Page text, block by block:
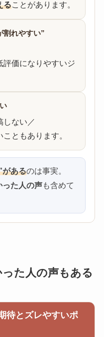
ることがあります。
れやすい”
評価になりやすいジ
しない／
ともあります。
があるのは事実。
った人の声も含めて
た人の声もある
待とズレやすいポ